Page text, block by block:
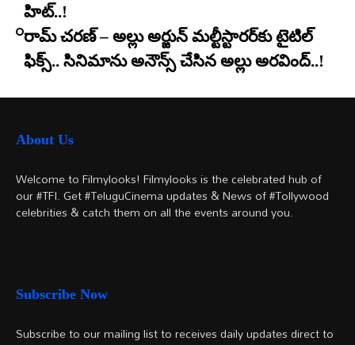
హిట్..!
రామ్ చరణ్ – అల్లు అర్జున్ మల్టీస్టారర్​కు టైటిల్
ఫిక్స్.. సినిమాను అనౌన్స్ చేసిన అల్లు అరవింద్..!
About Us
Welcome to Filmylooks! Filmylooks is the celebrated hub of
our #TFI. Get #TeluguCinema updates & News of #Tollywood
celebrities & catch them on all the events around you.
Subscribe Now
Subscribe to our mailing list to receives daily updates direct to